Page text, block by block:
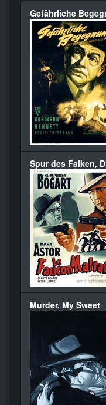
Gefährliche
Spur des Falken,
Murder, My Sweet